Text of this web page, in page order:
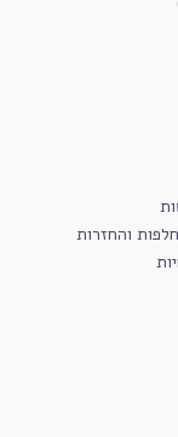
והחזרות